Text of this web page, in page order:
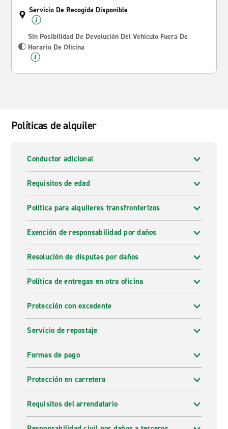
Servicio De Recogida Disponible
Sin Posibilidad De Devolución Del Vehículo Fuera De
Horario De Oficina
Políticas de alquiler
Conductor adicional
Requisitos de edad
Política para alquileres transfronterizos
Exención de responsabilidad por daños
Resolución de disputas por daños
Política de entregas en otra oficina
Protección con excedente
Servicio de repostaje
Formas de pago
Protección en carretera
Requisitos del arrendatario